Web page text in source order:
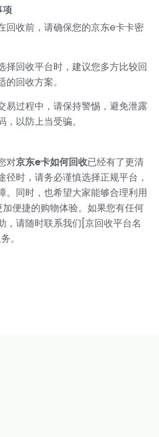
项
回收前，请确保您的京东e卡卡密
择回收平台时，建议您多方比较回
回收方案。
易过程中，请保持警惕，避免泄露
以防上当受骗。
对京东e卡如何回收已经有了更清
径时，请务必谨慎选择正规平台，
。同时，也希望大家能够合理利用
便捷的购物体验。如果您有任何
，请随时联系我们[京回收平台名
。